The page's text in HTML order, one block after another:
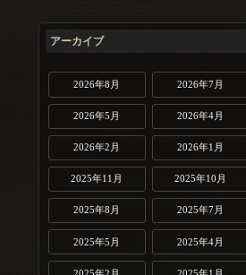
アーカイブ
2026年8月 2026年7月
2026年5月 2026年4月
2026年2月 2026年1月
2025年11月 2025年10月
2025年8月 2025年7月
2025年5月 2025年4月